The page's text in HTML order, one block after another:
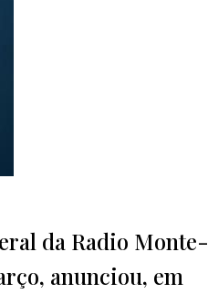
da Radio Monte-
anunciou, em